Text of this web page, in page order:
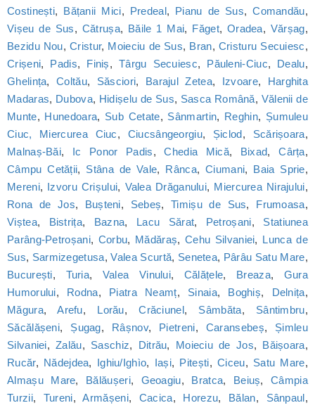
Costinești, Bățanii Mici, Predeal, Pianu de Sus,Comandău,
Vișeu de Sus, Cătrușa, Băile 1 Mai, Făget, Oradea, Vărșag,
Bezidu Nou,Cristur, Moieciu de Sus, Bran, Cristuru Secuiesc,
Crișeni, Padis, Finiș,Târgu Secuiesc, Păuleni-Ciuc, Dealu,
Ghelința,Coltău, Săsciori, Barajul Zetea, Izvoare, Harghita
Madaras, Dubova, Hidișelu de Sus, Sasca Română, Vălenii de
Munte, Hunedoara, Sub Cetate, Sânmartin, Reghin, Șumuleu
Ciuc, Miercurea Ciuc, Ciucsângeorgiu, Șiclod, Scărișoara,
Malnaș-Băi, Ic Ponor Padis,Chedia Mică, Bixad,Cârța,
Câmpu Cetății, Stâna de Vale, Rânca,Ciumani, Baia Sprie,
Mereni, Izvoru Crișului, Valea Drăganului, Miercurea Nirajului,
Rona de Jos, Bușteni, Sebeș, Timișu de Sus, Frumoasa,
Viștea, Bistrița, Bazna, Lacu Sărat, Petroșani, Statiunea
Parâng-Petroșani, Corbu, Mădăraș, Cehu Silvaniei, Lunca de
Sus, Sarmizegetusa,Valea Scurtă, Senetea, Pârâu Satu Mare,
București, Turia, Valea Vinului, Călățele, Breaza, Gura
Humorului, Rodna, Piatra Neamț, Sinaia, Boghiș, Delnița,
Măgura,Arefu, Lorău,Crăciunel, Sâmbăta, Sântimbru,
Săcălășeni, Șugag, Râșnov, Pietreni, Caransebeș, Șimleu
Silvaniei,Zalău, Saschiz, Ditrău, Moieciu de Jos, Băișoara,
Rucăr, Nădejdea, Ighiu/Ighìo, Iași, Pitești,Ciceu, Satu Mare,
Almașu Mare, Bălăușeri, Geoagiu, Bratca, Beiuș,Câmpia
Turzii, Tureni,Armășeni, Cacica, Horezu, Bălan, Sânpaul,